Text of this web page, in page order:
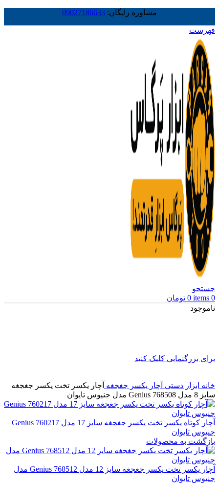
مشاوره رایگان: 09027186633
فهرست
جستجو
0
items
0 تومان
ناموجود
برای بزرگنمایی کلیک کنید
خانه ابزار دستی آچار یکسر جغجغه آچار یکسر تخت یکسر جغجغه
سایز 8 مدل Genius 768508 مدل جنیوس تایوان
آچار کوتاه یکسر تخت یکسر جغجغه سایز 17 مدل Genius 760217
جنیوس تایوان
بازگشت به محصولات
آچار یکسر تخت یکسر جغجغه سایز 12 مدل Genius 768512 مدل
جنیوس تایوان